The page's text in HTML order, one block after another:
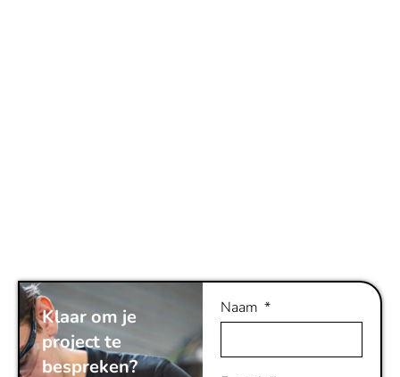
Klaar om je
project te
bespreken?
Naam